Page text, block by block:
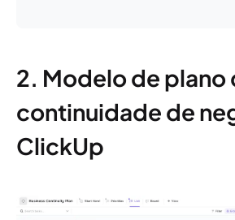
2. Modelo de plano
continuidade de
ClickUp